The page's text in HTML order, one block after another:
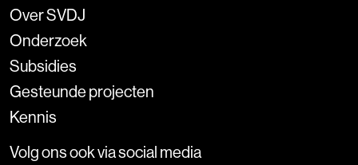
Over SVDJ
Onderzoek
Subsidies
Gesteunde projecten
Kennis
Volg ons ook via social media